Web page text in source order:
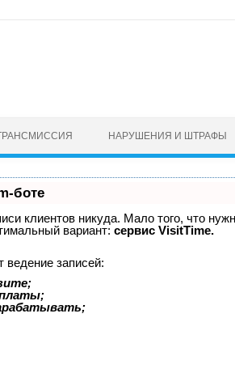
НАРУШЕНИЯ И ШТРАФЫ
боте
клиентов никуда. Мало того, что
вариант: сервис VisitTime.
ведение записей: